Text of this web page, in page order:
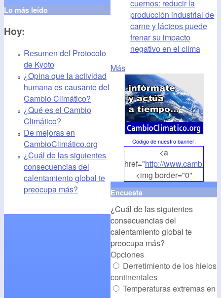
Lo más leído
Hoy:
Resumen del Protocolo
de Kyoto
¿Opina que la actividad
humana es causante del
Cambio Climático?
¿Qué es el Cambio
Climático?
De mejoras en
CambioClimático.org
¿Cuál de las siguientes
consecuencias del
calentamiento global te
preocupa más?
cuernos: reducir la
producción industrial de
carne y lácteos puede
frenar su impacto
negativo en el clima
Más
Código de nuestro banner:
<a
href="http://
<img border="0"
align="middle"
src="http://
alt="CambioClimatico.org"
/></a>
Encuesta
¿Cuál de las siguientes
consecuencias del
calentamiento global te
preocupa más?
Opciones
Derretimiento de los hielos
continentales
Temperaturas extremas en